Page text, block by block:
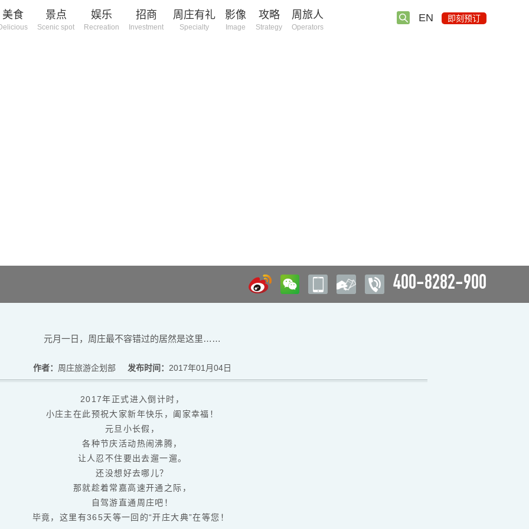
美食 景点
Scenic spot
娱乐
Recreation
招商
Investment
周庄有礼
Specialty
影像
Image
攻略
Strategy
周旅人
Operators
EN 即刻预订
400-8282-900
元月一日，周庄最不容错过的居然是这里……
作者： 周庄旅游企划部 发布时间： 2017年01月04日
2017年正式进入倒计时，
小庄主在此预祝大家新年快乐，阖家幸福！
元旦小长假，
各种节庆活动热闹沸腾，
让人忍不住要出去遛一遛。
还没想好去哪儿？
那就趁着常嘉高速开通之际，
自驾游直通周庄吧！
毕竟，这里有365天等一回的“开庄大典”在等您！